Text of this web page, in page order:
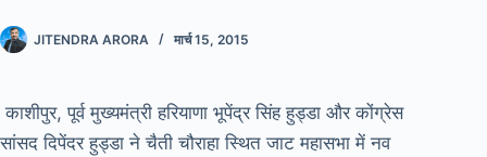
JITENDRA ARORA मार्च 15, 2015
काशीपुर, पूर्व मुख्यमंत्री हरियाणा भूपेंद्र सिंह हुड्डा और कोंग्रेस
सांसद दिपेंदर हुड्डा ने चैती चौराहा स्थित जाट महासभा में नव